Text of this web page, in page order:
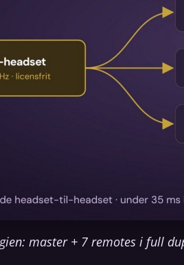
master + 7 remotes i full